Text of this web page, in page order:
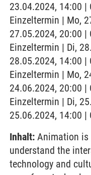
23.04.2024, 14:00 |
Einzeltermin | Mo,
27.05.2024, 20:00 |
Einzeltermin | Di,
28.05.2024, 14:00 |
Einzeltermin | Mo,
24.06.2024, 20:00 |
Einzeltermin | Di,
25.06.2024, 14:00 |
Inhalt: Animation is
understand the
technology and